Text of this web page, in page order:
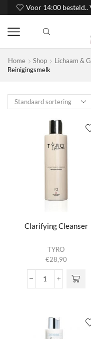
Voor 14:00 besteld..
Home Shop Lichaam &
Reinigingsmelk
Clarifying Cleanser
TYRO
€28,90
Clarifying